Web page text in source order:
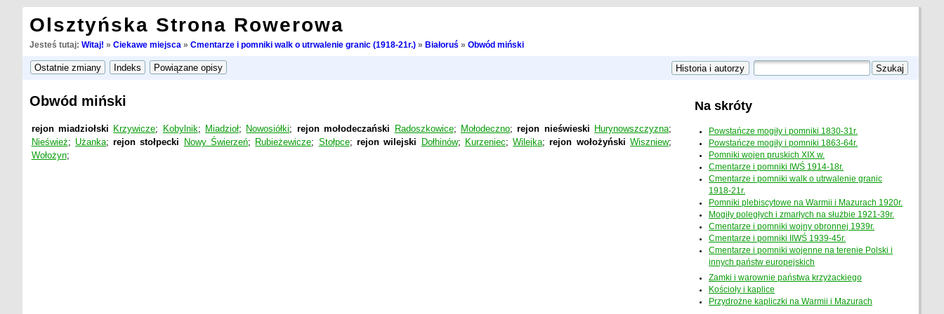
Olsztyńska Strona Rowerowa
Jesteś tutaj: Witaj! » Ciekawe miejsca » Cmentarze i pomniki walk o utrwalenie granic (1918-21r.)» Białoruś » Obwód miński
Obwód miński
rejon miadziołski Krzywicze; Kobylnik; Miadzioł; Nowosiółki; rejon mołodeczański Radoszkowice; Mołodeczno;rejon nieświeski Hurynowszczyzna;
Nieśwież; Użanka;rejon stołpecki Nowy Świerzeń; Rubieżewicze; Stołpce; rejon wilejski Dołhinów; Kurzeniec;Wilejka;rejon wołożyński Wiszniew;
Wołożyn;
Na skróty
Powstańcze mogiły i pomniki 1830-31r.
Powstańcze mogiły i pomniki 1863-64r.
Pomniki wojen pruskich XIX w.
Cmentarze i pomniki IWŚ 1914-18r.
Cmentarze i pomniki walk o utrwalenie granic
1918-21r.
Pomniki plebiscytowe na Warmii i Mazurach 1920r.
Mogiły poległych i zmarłych na służbie 1921-39r.
Cmentarze i pomniki wojny obronnej 1939r.
Cmentarze i pomniki IIWŚ 1939-45r.
Cmentarze i pomniki wojenne na terenie Polski i
innych państw europejskich
Zamki i warownie państwa krzyżackiego
Kościoły i kaplice
Przydrożne kapliczki na Warmii i Mazurach